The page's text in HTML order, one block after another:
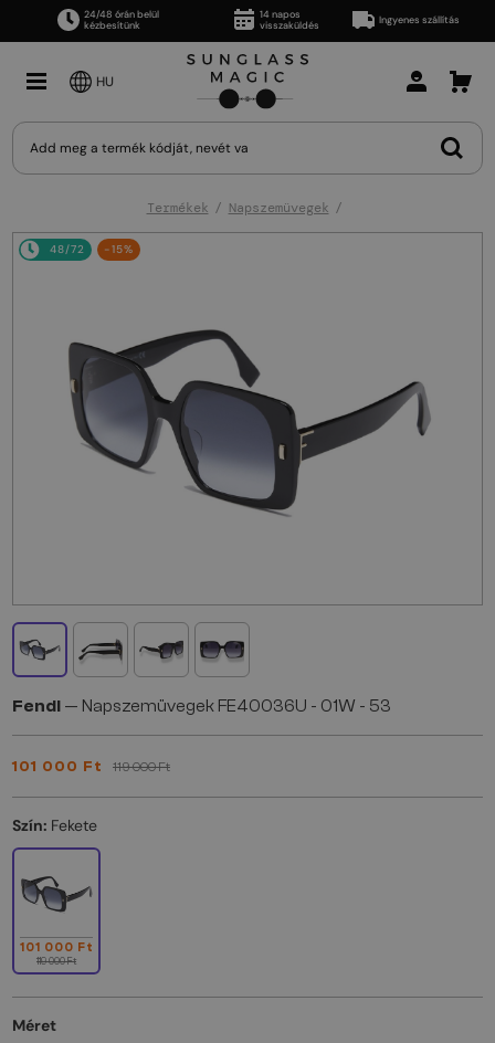
24/48 órán belül
kézbesítünk
14 napos
visszaküldés
Ingyenes szállítás
HU
Termékek Napszemüvegek
48/72 -15%
Fendi — Napszemüvegek FE40036U - 01W - 53
101 000 Ft 119 000 Ft
Szín: Fekete
101 000 Ft
119 000 Ft
Méret